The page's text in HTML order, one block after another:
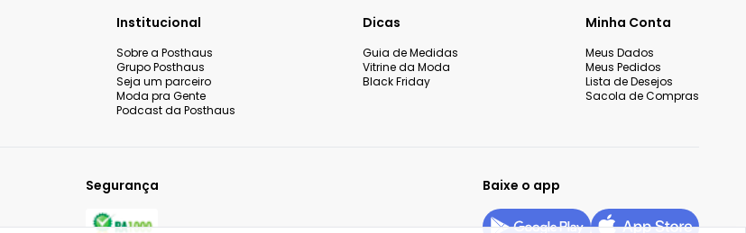
Institucional
Sobre a Posthaus
Grupo Posthaus
Seja um parceiro
Moda pra Gente
Podcast da Posthaus
Dicas
Guia de Medidas
Vitrine da Moda
Black Friday
Minha Conta
Meus Dados
Meus Pedidos
Lista de Desejos
Sacola de Compras
Segurança Baixe o app